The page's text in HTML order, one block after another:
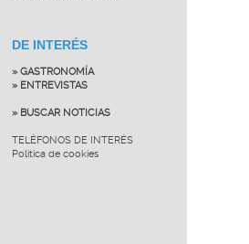
DE INTERÉS
» GASTRONOMÍA
» ENTREVISTAS
» BUSCAR NOTICIAS
TELÉFONOS DE INTERÉS
Política de cookies